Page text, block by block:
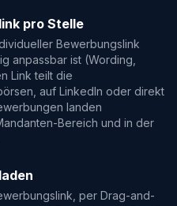
pro Stelle
Bewerbungslink
anpassbar ist (Wording,
Link teilt die
auf LinkedIn oder direkt
landen
Bereich und in der
per Drag-and-